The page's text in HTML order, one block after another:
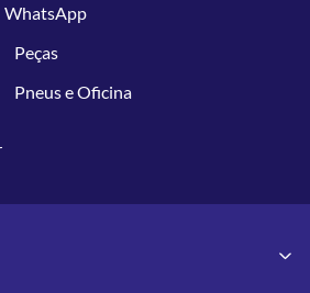
Peças
Pneus e Oficina